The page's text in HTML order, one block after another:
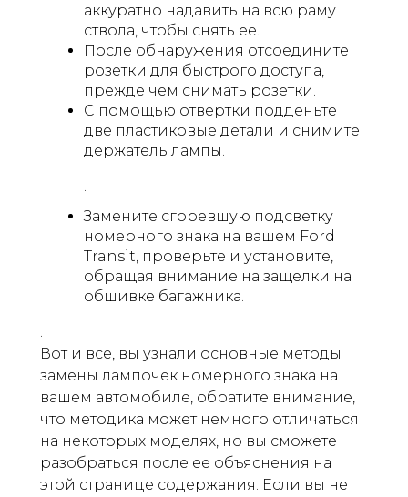
аккуратно надавить на всю раму
ствола, чтобы снять ее.
После обнаружения отсоедините
розетки для быстрого доступа,
прежде чем снимать розетки.
С помощью отвертки подденьте
две пластиковые детали и снимите
держатель лампы.
.
Замените сгоревшую подсветку
номерного знака на вашем Ford
Transit, проверьте и установите,
обращая внимание на защелки на
обшивке багажника.
.
Вот и все, вы узнали основные методы
замены лампочек номерного знака на
вашем автомобиле, обратите внимание,
что методика может немного отличаться
на некоторых моделях, но вы сможете
разобраться после ее объяснения на
этой странице содержания. Если вы не